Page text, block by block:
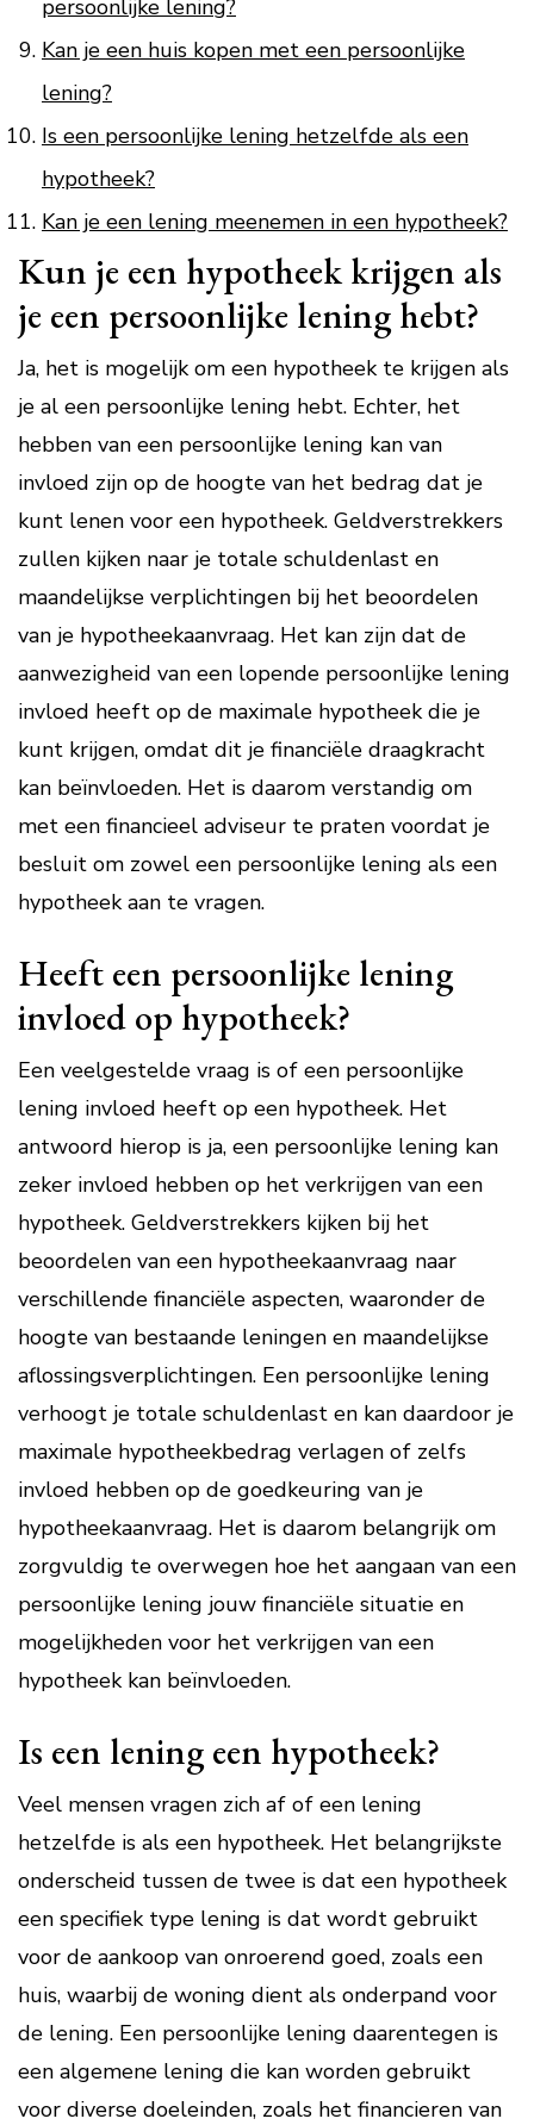
persoonlijke lening?
Kan je een huis kopen met een persoonlijke
lening?
Is een persoonlijke lening hetzelfde als een
hypotheek?
Kan je een lening meenemen in een hypotheek?
Kun je een hypotheek krijgen als
je een persoonlijke lening hebt?
Ja, het is mogelijk om een hypotheek te krijgen als
je al een persoonlijke lening hebt. Echter, het
hebben van een persoonlijke lening kan van
invloed zijn op de hoogte van het bedrag dat je
kunt lenen voor een hypotheek. Geldverstrekkers
zullen kijken naar je totale schuldenlast en
maandelijkse verplichtingen bij het beoordelen
van je hypotheekaanvraag. Het kan zijn dat de
aanwezigheid van een lopende persoonlijke lening
invloed heeft op de maximale hypotheek die je
kunt krijgen, omdat dit je financiële draagkracht
kan beïnvloeden. Het is daarom verstandig om
met een financieel adviseur te praten voordat je
besluit om zowel een persoonlijke lening als een
hypotheek aan te vragen.
Heeft een persoonlijke lening
invloed op hypotheek?
Een veelgestelde vraag is of een persoonlijke
lening invloed heeft op een hypotheek. Het
antwoord hierop is ja, een persoonlijke lening kan
zeker invloed hebben op het verkrijgen van een
hypotheek. Geldverstrekkers kijken bij het
beoordelen van een hypotheekaanvraag naar
verschillende financiële aspecten, waaronder de
hoogte van bestaande leningen en maandelijkse
aflossingsverplichtingen. Een persoonlijke lening
verhoogt je totale schuldenlast en kan daardoor je
maximale hypotheekbedrag verlagen of zelfs
invloed hebben op de goedkeuring van je
hypotheekaanvraag. Het is daarom belangrijk om
zorgvuldig te overwegen hoe het aangaan van een
persoonlijke lening jouw financiële situatie en
mogelijkheden voor het verkrijgen van een
hypotheek kan beïnvloeden.
Is een lening een hypotheek?
Veel mensen vragen zich af of een lening
hetzelfde is als een hypotheek. Het belangrijkste
onderscheid tussen de twee is dat een hypotheek
een specifiek type lening is dat wordt gebruikt
voor de aankoop van onroerend goed, zoals een
huis, waarbij de woning dient als onderpand voor
de lening. Een persoonlijke lening daarentegen is
een algemene lening die kan worden gebruikt
voor diverse doeleinden, zoals het financieren van